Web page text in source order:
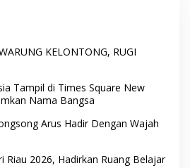
KELONTONG, RUGI
Tampil di Times Square New
Nama Bangsa
Arus Hadir Dengan Wajah
Riau 2026, Hadirkan Ruang Belajar